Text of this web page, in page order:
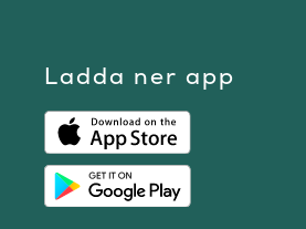
Ladda ner app